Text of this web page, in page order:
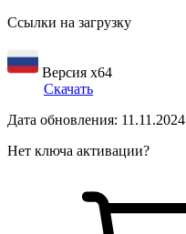
Ссылки на загрузку
Версия x64
Скачать
Дата обновления: 11.11.2024
Нет ключа активации?